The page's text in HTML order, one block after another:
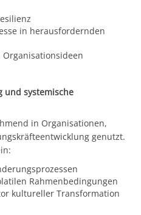
in herausfordernden
und systemische
in Organisationen,
genutzt.
Rahmenbedingungen
kultureller Transformation